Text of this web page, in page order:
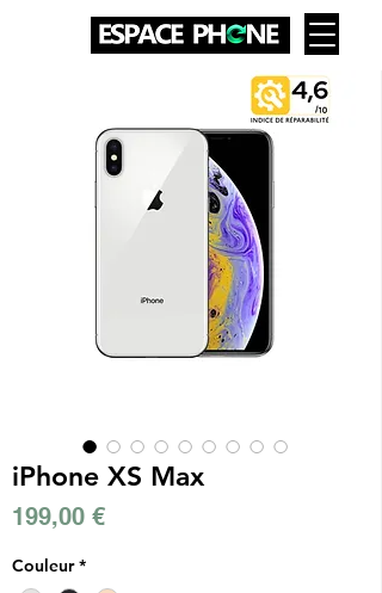
iPhone XS Max
199,00 €Prix
Couleur *